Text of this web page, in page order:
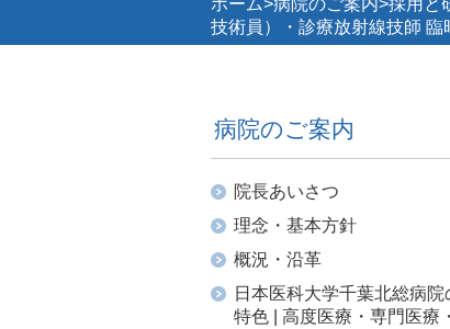
ホーム>病院のご案内>採用と
技術員）・診療放射線技師
病院のご案内
院長あいさつ
理念・基本方針
概況・沿革
日本医科大学千葉北総病院
特色 | 高度医療・専門医療・